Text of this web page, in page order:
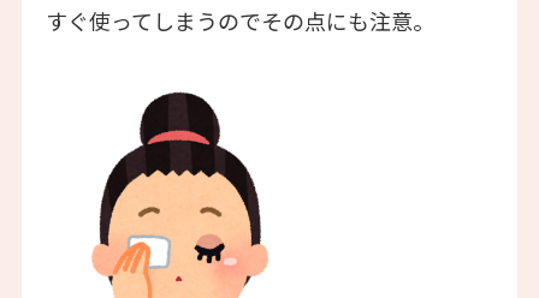
すぐ使ってしまうのでその点にも注意。